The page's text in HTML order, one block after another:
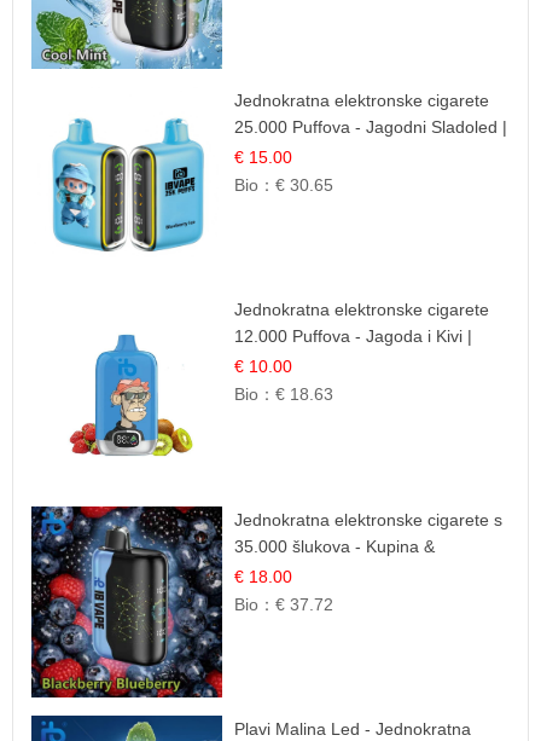
Jednokratna elektronske cigarete
25.000 Puffova - Jagodni Sladoled |
Kremasta Slatka Okus
€ 15.00
Bio：€ 30.65
Jednokratna elektronske cigarete
12.000 Puffova - Jagoda i Kivi |
Sočna Voćna Kombinacija
€ 10.00
Bio：€ 18.63
Jednokratna elektronske cigarete s
35.000 šlukova - Kupina &
Borovnica | Intenzivna Mješavina
Šumskog Voća
€ 18.00
Bio：€ 37.72
Plavi Malina Led - Jednokratna